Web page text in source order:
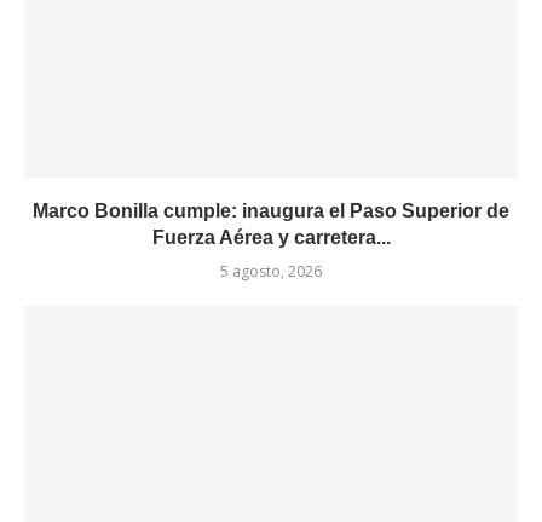
Marco Bonilla cumple: inaugura el Paso Superior de
Fuerza Aérea y carretera...
5 agosto, 2026